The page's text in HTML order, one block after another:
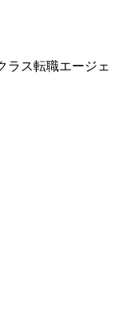
したい
教育）
リー）
ラス転職エージェ
方が登録された
能であることを
、なりすまし等
おけるお客様
様が安心して
いいただくため
規約